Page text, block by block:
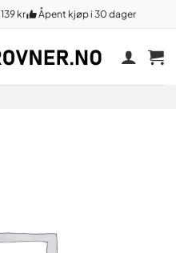
kr Åpent kjøp i 30 dager